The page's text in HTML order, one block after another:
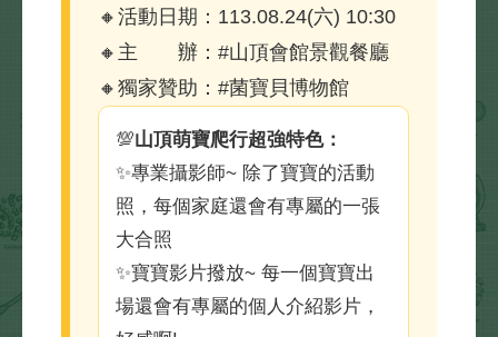
🔸活動日期：113.08.24(六) 10:30
🔸主 辦：#山頂會館景觀餐廳
🔸獨家贊助：#菌寶貝博物館
💯山頂萌寶爬行超強特色：
✨專業攝影師~ 除了寶寶的活動
照，每個家庭還會有專屬的一張
大合照
✨寶寶影片撥放~ 每一個寶寶出
場還會有專屬的個人介紹影片，